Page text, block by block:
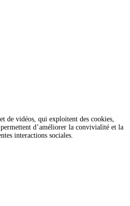
de vidéos, qui exploitent des cookies,
d’améliorer la convivialité et la
interactions sociales.